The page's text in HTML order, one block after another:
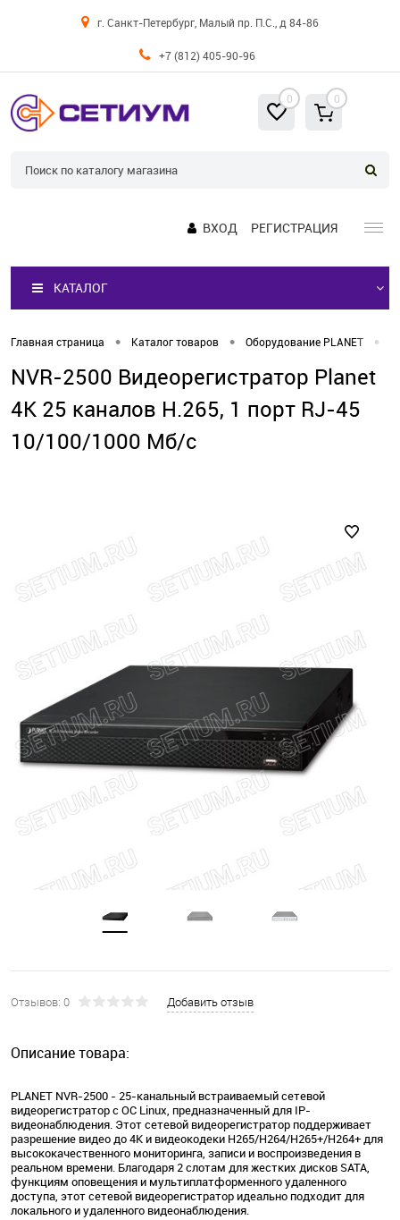
г. Санкт-Петербург, Малый пр. П.С., д 84-86
+7 (812) 405-90-96
0 0
ВХОД РЕГИСТРАЦИЯ
КАТАЛОГ
Главная страница • Каталог товаров • Оборудование PLANET •
NVR-2500 Видеорегистратор Planet
4K 25 каналов H.265, 1 порт RJ-45
10/100/1000 Мб/с
Отзывов: 0 Добавить отзыв
Описание товара:
PLANET NVR-2500 - 25-канальный встраиваемый сетевой
видеорегистратор с ОС Linux, предназначенный для IP-
видеонаблюдения. Этот сетевой видеорегистратор поддерживает
разрешение видео до 4K и видеокодеки H265/H264/H265+/H264+ для
высококачественного мониторинга, записи и воспроизведения в
реальном времени. Благодаря 2 слотам для жестких дисков SATA,
функциям оповещения и мультиплатформенного удаленного
доступа, этот сетевой видеорегистратор идеально подходит для
локального и удаленного видеонаблюдения.